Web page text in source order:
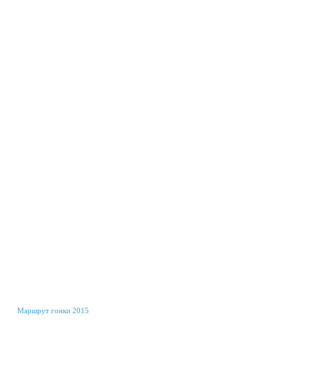
Маршрут гонки 2015